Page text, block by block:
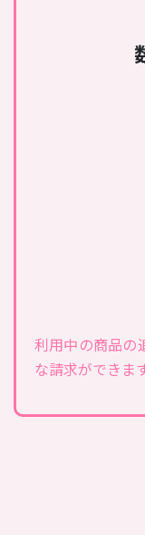
利用中の商品の
な請求ができます